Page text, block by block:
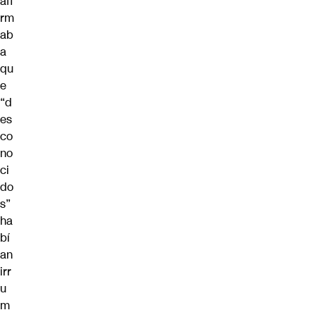
rm
ab
a
qu
e
“d
es
co
no
ci
do
s”
ha
bí
an
irr
u
m